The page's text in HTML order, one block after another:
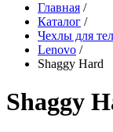
Главная /
Каталог /
Чехлы для
Lenovo /
Shaggy Hard
Shaggy